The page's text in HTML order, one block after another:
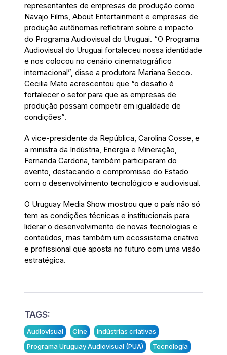
representantes de empresas de produção como
Navajo Films, About Entertainment e empresas de
produção autônomas refletiram sobre o impacto
do Programa Audiovisual do Uruguai. “O Programa
Audiovisual do Uruguai fortaleceu nossa identidade
e nos colocou no cenário cinematográfico
internacional”, disse a produtora Mariana Secco.
Cecilia Mato acrescentou que “o desafio é
fortalecer o setor para que as empresas de
produção possam competir em igualdade de
condições”.
A vice-presidente da República, Carolina Cosse, e
a ministra da Indústria, Energia e Mineração,
Fernanda Cardona, também participaram do
evento, destacando o compromisso do Estado
com o desenvolvimento tecnológico e audiovisual.
O Uruguay Media Show mostrou que o país não só
tem as condições técnicas e institucionais para
liderar o desenvolvimento de novas tecnologias e
conteúdos, mas também um ecossistema criativo
e profissional que aposta no futuro com uma visão
estratégica.
TAGS:
Audiovisual Cine
Indústrias criativas
Programa Uruguay Audiovisual (PUA)
Tecnología